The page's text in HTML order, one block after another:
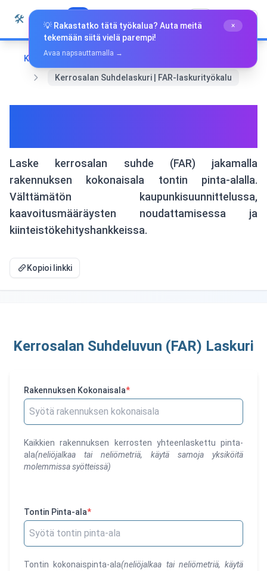
Siirry sisältöön
🛠️ Suomi
Koti
Matematiikka ja geometria
Kerrosalan Suhdelaskuri | FAR-laskurityökalu
Laske kerrosalan suhde (FAR) jakamalla
rakennuksen kokonaisala tontin pinta-alalla.
Välttämätön kaupunkisuunnittelussa,
kaavoitusmääräysten noudattamisessa ja
kiinteistökehityshankkeissa.
Kopioi linkki
Kerrosalan Suhdeluvun (FAR) Laskuri
Rakennuksen Kokonaisala*
Kaikkien rakennuksen kerrosten yhteenlaskettu pinta-
ala(neliöjalkaa tai neliömetriä, käytä samoja yksiköitä
molemmissa syötteissä)
Tontin Pinta-ala*
Tontin kokonaispinta-ala(neliöjalkaa tai neliömetriä, käytä
💡 Rakastatko tätä työkalua? Auta meitä
tekemään siitä vielä parempi!
×
Avaa napsauttamalla →